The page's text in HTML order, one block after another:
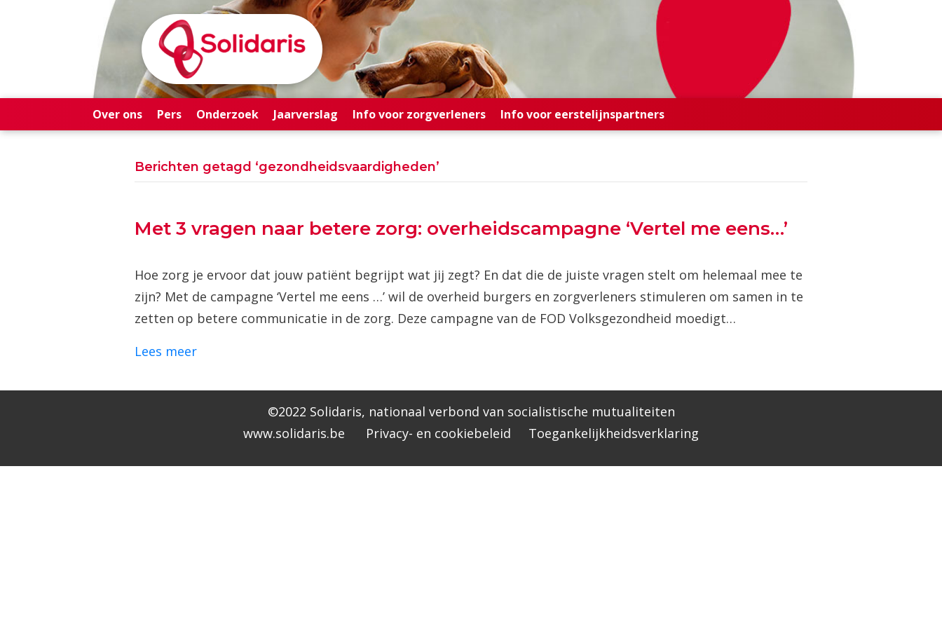
Over ons Pers Onderzoek Jaarverslag Info voor zorgverleners Info voor eerstelijnspartners
Berichten getagd ‘gezondheidsvaardigheden’
Met 3 vragen naar betere zorg: overheidscampagne ‘Vertel me eens…’
Hoe zorg je ervoor dat jouw patiënt begrijpt wat jij zegt? En dat die de juiste vragen stelt om helemaal mee te
zijn? Met de campagne ‘Vertel me eens …’ wil de overheid burgers en zorgverleners stimuleren om samen in te
zetten op betere communicatie in de zorg. Deze campagne van de FOD Volksgezondheid moedigt…
Lees meer
©2022 Solidaris, nationaal verbond van socialistische mutualiteiten
www.solidaris.be
Privacy- en cookiebeleid Toegankelijkheidsverklaring